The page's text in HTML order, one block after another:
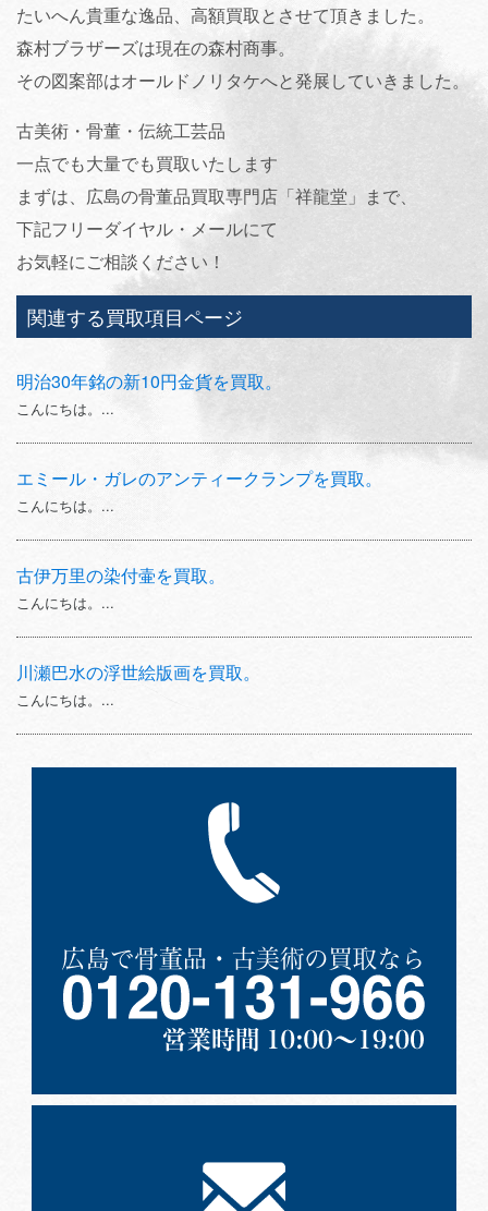
たいへん貴重な逸品、高額買取とさせて頂きました。
森村ブラザーズは現在の森村商事。
その図案部はオールドノリタケへと発展していきました。
古美術・骨董・伝統工芸品
一点でも大量でも買取いたします
まずは、広島の骨董品買取専門店「祥龍堂」まで、
下記フリーダイヤル・メールにて
お気軽にご相談ください！
関連する買取項目ページ
明治30年銘の新10円金貨を買取。
こんにちは。...
エミール・ガレのアンティークランプを買取。
こんにちは。...
古伊万里の染付壷を買取。
こんにちは。...
川瀬巴水の浮世絵版画を買取。
こんにちは。...